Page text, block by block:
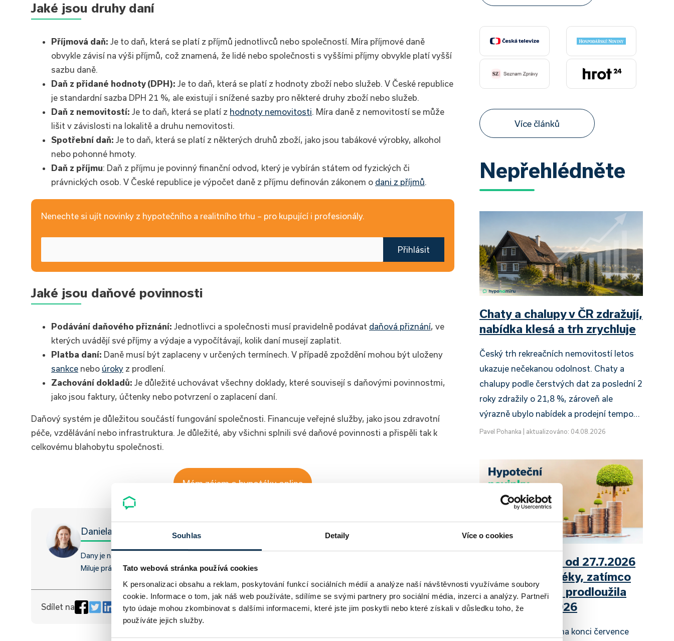
Souhlas Detaily Více o cookies
Tato webová stránka používá cookies
K personalizaci obsahu a reklam, poskytování funkcí sociálních médií a analýze naší návštěvnosti využíváme soubory
cookie. Informace o tom, jak náš web používáte, sdílíme se svými partnery pro sociální média, inzerci a analýzy. Partneři
tyto údaje mohou zkombinovat s dalšími informacemi, které jste jim poskytli nebo které získali v důsledku toho, že
používáte jejich služby.
Jaké jsou druhy daní
Příjmová daň: Je to daň, která se platí z příjmů jednotlivců nebo společností. Míra příjmové daně
obvykle závisí na výši příjmů, což znamená, že lidé nebo společnosti s vyššími příjmy obvykle platí vyšší
sazbu daně.
Daň z přidané hodnoty (DPH): Je to daň, která se platí z hodnoty zboží nebo služeb. V České republice
je standardní sazba DPH 21 %, ale existují i snížené sazby pro některé druhy zboží nebo služeb.
Daň z nemovitostí: Je to daň, která se platí z hodnoty nemovitosti. Míra daně z nemovitostí se může
lišit v závislosti na lokalitě a druhu nemovitosti.
Spotřební daň: Je to daň, která se platí z některých druhů zboží, jako jsou tabákové výrobky, alkohol
nebo pohonné hmoty.
Daň z příjmu: Daň z příjmu je povinný finanční odvod, který je vybírán státem od fyzických či
právnických osob. V České republice je výpočet daně z příjmu definován zákonem o dani z příjmů.
Nenechte si ujít novinky z hypotečního a realitního trhu – pro kupující i profesionály.
Přihlásit
Jaké jsou daňové povinnosti
Podávání daňového přiznání: Jednotlivci a společnosti musí pravidelně podávat daňová přiznání, ve
kterých uvádějí své příjmy a výdaje a vypočítávají, kolik daní musejí zaplatit.
Platba daní: Daně musí být zaplaceny v určených termínech. V případě zpoždění mohou být uloženy
sankce nebo úroky z prodlení.
Zachování dokladů: Je důležité uchovávat všechny doklady, které souvisejí s daňovými povinnostmi,
jako jsou faktury, účtenky nebo potvrzení o zaplacení daní.
Daňový systém je důležitou součástí fungování společnosti. Financuje veřejné služby, jako jsou zdravotní
péče, vzdělávání nebo infrastruktura. Je důležité, aby všichni splnili své daňové povinnosti a přispěli tak k
celkovému blahobytu společnosti.
Mám zájem o hypotéku online
Daniela Opletalová
Dany je naše grafička a content specialistka, která vlnami online marketingu proplouvá už od roku 2018.
Miluje práci v kolektivu a na smysluplných projektech.
Sdílet na
Více článků
Nepřehlédněte
Chaty a chalupy v ČR zdražují,
nabídka klesá a trh zrychluje
Český trh rekreačních nemovitostí letos
ukazuje nečekanou odolnost. Chaty a
chalupy podle čerstvých dat za poslední 2
roky zdražily o 21,8 %, zároveň ale
výrazně ubylo nabídek a prodejní tempo…
Pavel Pohanka aktualizováno: 04.08.2026
UniCredit Bank od 27.7.2026
zdražuje hypotéky, zatímco
Raiffeisenbank prodloužila
slevu do 6.9.2026
Český hypoteční trh na konci července